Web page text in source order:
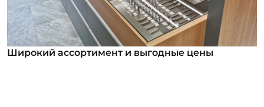
Широкий ассортимент и выгодные цены